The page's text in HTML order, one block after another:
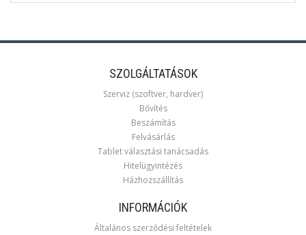
SZOLGÁLTATÁSOK
Szerviz (szoftver, hardver)
Bővítés
Beszámítás
Felvásárlás
Tablet választási tanácsadás
Hitelügyintézés
Házhozszállítás
INFORMÁCIÓK
Általános szerződési feltételek